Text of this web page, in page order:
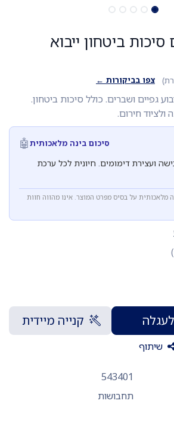
ביטחון ייבוא
צפו בביקורות ←
גפיים ושברים. כולל סיכות ביטחון.
חירום.
סיכום בינה מלאכותית🤖
ועצירת דימומים. חיונית לכל ערכת
מלאכותית על בסיס מפרט המוצר. אינו מהווה חוות
קנייה מיידית
שיתוף
543401
תחבושות